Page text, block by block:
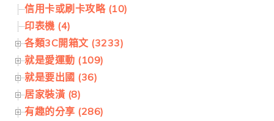
信用卡或刷卡攻略 (10)
印表機 (4)
各類3C開箱文 (3233)
就是愛運動 (109)
就是要出國 (36)
居家裝潢 (8)
有趣的分享 (286)